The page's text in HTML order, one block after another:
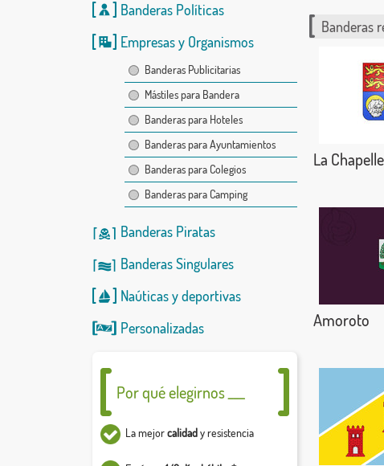
Banderas Políticas
Empresas y Organismos
Banderas Publicitarias
Mástiles para Bandera
Banderas para Hoteles
Banderas para Ayuntamientos
Banderas para Colegios
Banderas para Camping
Banderas Piratas
Banderas Singulares
Naúticasydeportivas
Personalizadas
Por qué elegirnos ___
La mejorcalidady resistencia
Banderas
La
Amoroto